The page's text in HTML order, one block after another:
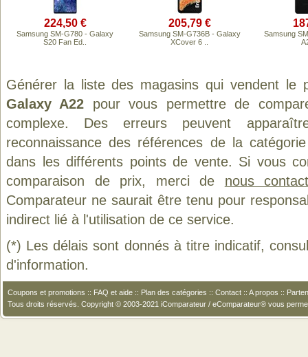
224,50 €
Samsung SM-G780 - Galaxy
S20 Fan Ed..
205,79 €
Samsung SM-G736B - Galaxy
XCover 6 ..
Samsung
Générer la liste des magasins qui vendent le
Galaxy A22 pour vous permettre de
complexe. Des erreurs peuvent
reconnaissance des références de la
dans les différents points de vente. Si vous
comparaison de prix, merci de nous
Comparateur ne saurait être tenu pour
indirect lié à l'utilisation de ce service.
(*) Les délais sont donnés à titre indicatif,
d'information.
Coupons et promotions :: FAQ et aide :: Plan des catégories :: Contact :: A propos ::
Tous droits réservés. Copyright © 2003-2021 iComparateur / eComparateur® vous